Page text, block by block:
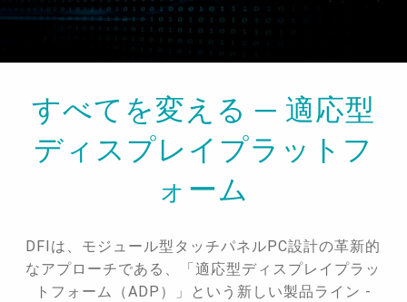
すべてを変える ─ 適応型
ディスプレイプラットフ
ォーム
DFIは、モジュール型タッチパネルPC設計の革新的
なアプローチである、「適応型ディスプレイプラッ
トフォーム（ADP）」という新しい製品ライン -